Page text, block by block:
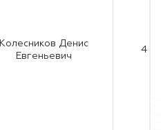
Колесников Денис
Евгеньевич
4